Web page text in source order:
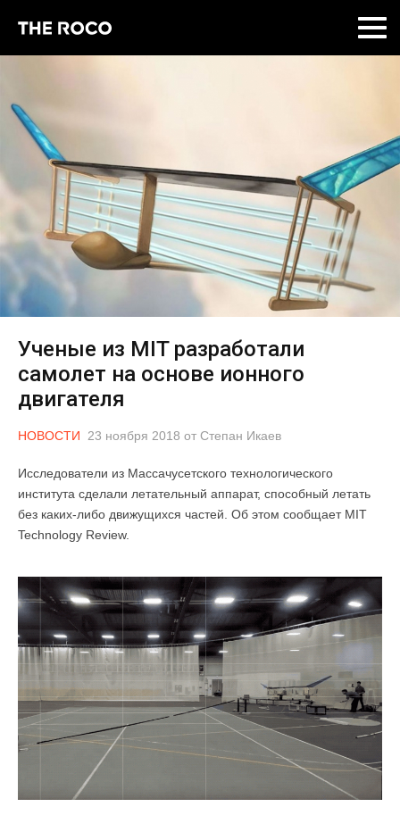
Ученые из MIT разработали
самолет на основе ионного
двигателя
НОВОСТИ 23 ноября 2018 от Степан Икаев
Исследователи из Массачусетского технологического
института сделали летательный аппарат, способный летать
без каких-либо движущихся частей. Об этом сообщает MIT
Technology Review.